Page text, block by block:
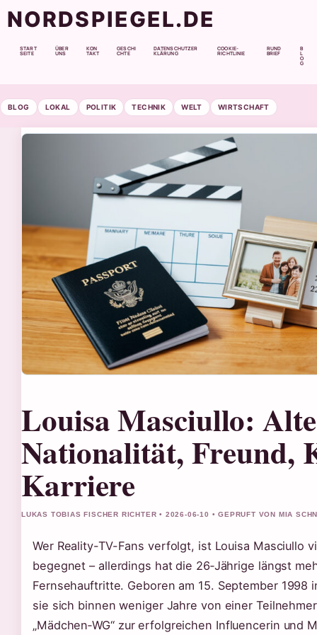
NORDSPIEGEL.DE
START
SEITE
ÜBER
UNS
KON
TAKT
GESCHI
CHTE
DATENSCHUTZER
KLÄRUNG
COOKIE-
RICHTLINIE
RUND
BRIEF
B
L
O
G
BLOG LOKAL POLITIK TECHNIK WELT WIRTSCHAFT
Louisa Masciullo:
Nationalität, Freund,
Karriere
LUKAS TOBIAS FISCHER RICHTER • 2026-06-10 • GEPRUFT VON MIA
Wer Reality-TV-Fans verfolgt, ist Louisa Masciullo
begegnet – allerdings hat die 26‑Jährige längst
Fernsehauftritte. Geboren am 15. September 1998
sie sich binnen weniger Jahre von einer
„Mädchen‑WG“ zur erfolgreichen Influencerin und